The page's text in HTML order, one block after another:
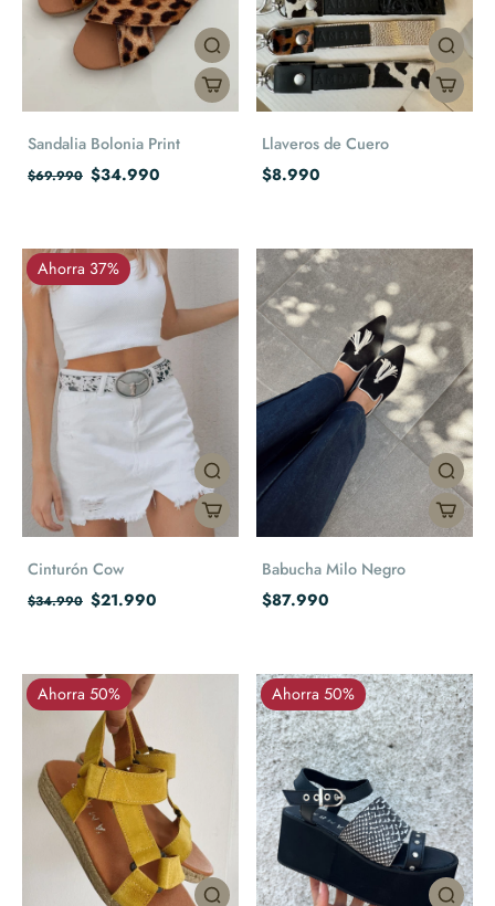
Sandalia Bolonia Print
$69.990 $34.990
Llaveros de Cuero
$8.990
Ahorra 37%
Cinturón Cow
$34.990 $21.990
Babucha Milo Negro
$87.990
Ahorra 50% Ahorra 50%